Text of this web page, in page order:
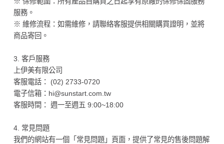
服務。
※ 維修流程：如需維修，請聯絡客服提供相關購買證明，並將
商品寄回。
3. 客戶服務
上伊美有限公司
客服電話： (02) 2733-0720
電子信箱：hi@sunstart.com.tw
客服時間： 週一至週五 9:00~18:00
4. 常見問題
我們的網站有一個「常見問題」頁面，提供了常見的售後問題解